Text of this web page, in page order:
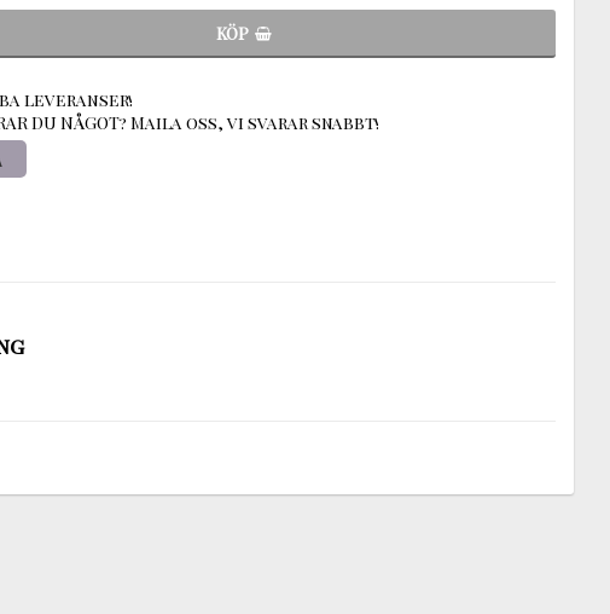
KÖP
leveranser!
DU NÅGOT? Maila oss, vi svarar snabbt!